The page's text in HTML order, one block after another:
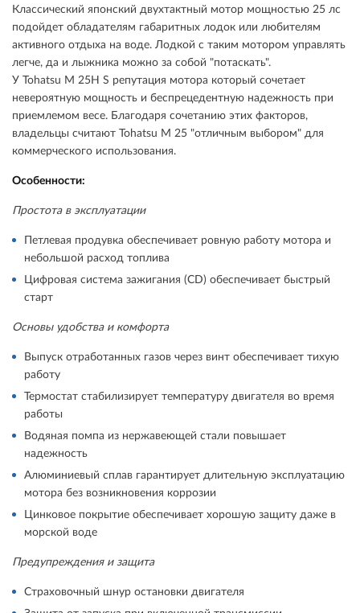
Классический японский двухтактный мотор мощностью 25 лс
подойдет обладателям габаритных лодок или любителям
активного отдыха на воде. Лодкой с таким мотором управлять
легче, да и лыжника можно за собой "потаскать".
У Tohatsu M 25H S репутация мотора который сочетает
невероятную мощность и беспрецедентную надежность при
приемлемом весе. Благодаря сочетанию этих факторов,
владельцы считают Tohatsu M 25 "отличным выбором" для
коммерческого использования.
Особенности:
Простота в эксплуатации
Петлевая продувка обеспечивает ровную работу мотора и
небольшой расход топлива
Цифровая система зажигания (CD) обеспечивает быстрый
старт
Основы удобства и комфорта
Выпуск отработанных газов через винт обеспечивает тихую
работу
Термостат стабилизирует температуру двигателя во время
работы
Водяная помпа из нержавеющей стали повышает
надежность
Алюминиевый сплав гарантирует длительную эксплуатацию
мотора без возникновения коррозии
Цинковое покрытие обеспечивает хорошую защиту даже в
морской воде
Предупреждения и защита
Страховочный шнур остановки двигателя